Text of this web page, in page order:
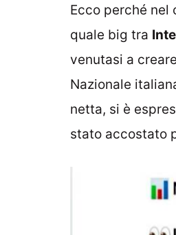
Ecco perché
quale big tra
venutasi a
Nazionale
netta, si è
stato accostato